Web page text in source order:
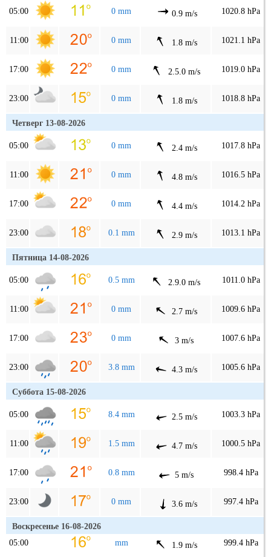
05:00 0 mm 0.9 m/s 1020.8 hPa
11:00 0 mm 1.8 m/s 1021.1 hPa
17:00 0 mm 2.5.0 m/s 1019.0 hPa
23:00 0 mm 1.8 m/s 1018.8 hPa
Четверг 13-08-2026
05:00 0 mm 2.4 m/s 1017.8 hPa
11:00 0 mm 4.8 m/s 1016.5 hPa
17:00 0 mm 4.4 m/s 1014.2 hPa
23:00 0.1 mm 2.9 m/s 1013.1 hPa
Пятница 14-08-2026
05:00 0.5 mm 2.9.0 m/s 1011.0 hPa
11:00 0 mm 2.7 m/s 1009.6 hPa
17:00 0 mm 3 m/s 1007.6 hPa
23:00 3.8 mm 4.3 m/s 1005.6 hPa
Суббота 15-08-2026
05:00 8.4 mm 2.5 m/s 1003.3 hPa
11:00 1.5 mm 4.7 m/s 1000.5 hPa
17:00 0.8 mm 5 m/s 998.4 hPa
23:00 0 mm 3.6 m/s 997.4 hPa
Воскресенье 16-08-2026
05:00
mm 1.9 m/s 999.4 hPa